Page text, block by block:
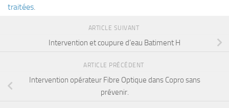
traitées
ARTICLE SUIVANT
Intervention et coupure d’eau Batiment H
ARTICLE PRÉCÉDENT
Intervention opérateur Fibre Optique dans Copro sans
prévenir.